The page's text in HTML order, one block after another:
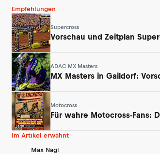
Empfehlungen
Supercross
Vorschau und Zeitplan
ADAC MX Masters
MX Masters in Gaildorf:
Motocross
Für wahre Motocross-Fans:
Im Artikel erwähnt
Max Nagl